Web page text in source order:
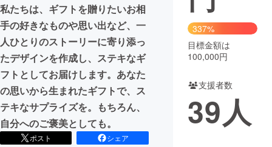
CAMPFIRE for Social Good
CAMPFIRE Creation
CAMPFIREふるさと納税machi-ya コミュニティ
私たちは、ギフトを贈りたいお相
手の好きなものや思い出など、一
人ひとりのストーリーに寄り添っ
たデザインを作成し、ステキなギ
フトとしてお届けします。あなた
の思いから生まれたギフトで、ス
テキなサプライズを。もちろん、
自分へのご褒美としても。
ポスト
シェア
337%
目標金額は
100,000円
支援者数
39人